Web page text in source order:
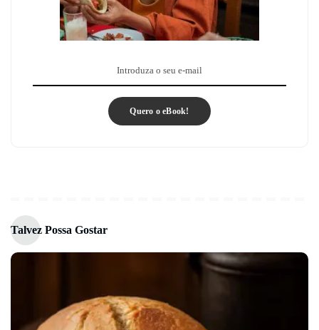
Quero o eBook!
Talvez Possa Gostar